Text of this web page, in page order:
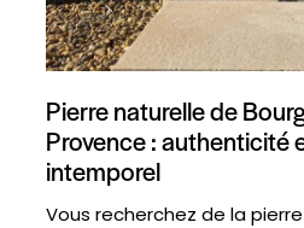
Pierre naturelle de
Provence : authenticité
intemporel
Vous recherchez de la